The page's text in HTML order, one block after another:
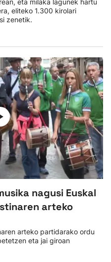
eta milaka lagunek hartu
eliteko 1.300 kirolari
zenetik.
nagusi Euskal
arteko
arteko partidarako ordu
eta jai giroan